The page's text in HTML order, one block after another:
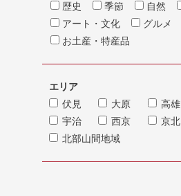
歴史
季節 自然
アート・文化
グルメ
お土産・特産品
エリア
伏見
大原 高雄
宇治
西京 京北
北部山間地域